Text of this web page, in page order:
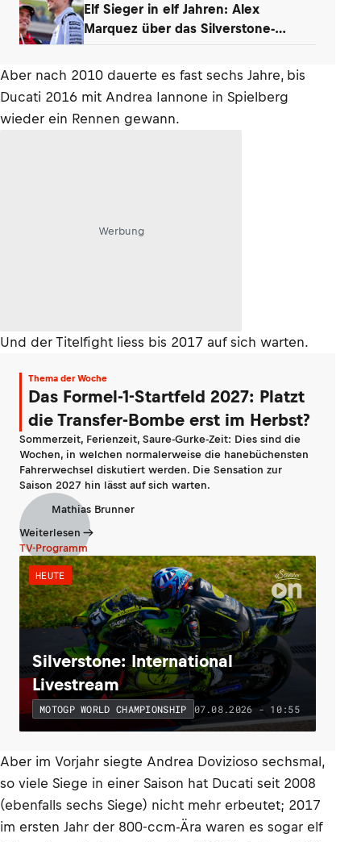
Elf Sieger in elf Jahren: Alex
Marquez über das Silverstone-
Aber nach 2010 dauerte es fast sechs Jahre, bis
Ducati 2016 mit Andrea Iannone in Spielberg
wieder ein Rennen gewann.
Werbung
Und der Titelfight liess bis 2017 auf sich warten.
Thema der Woche
Das Formel-1-Startfeld 2027: Platzt
die Transfer-Bombe erst im Herbst?
Sommerzeit, Ferienzeit, Saure-Gurke-Zeit: Dies sind die
Wochen, in welchen normalerweise die hanebüchensten
Fahrerwechsel diskutiert werden. Die Sensation zur
Saison 2027 hin lässt auf sich warten.
Mathias Brunner
Weiterlesen
TV-Programm
HEUTE
Silverstone: International
Livestream
MOTOGP WORLD CHAMPIONSHIP 07.08.2026 - 10:55
Aber im Vorjahr siegte Andrea Dovizioso sechsmal,
so viele Siege in einer Saison hat Ducati seit 2008
(ebenfalls sechs Siege) nicht mehr erbeutet; 2017
im ersten Jahr der 800-ccm-Ära waren es sogar elf